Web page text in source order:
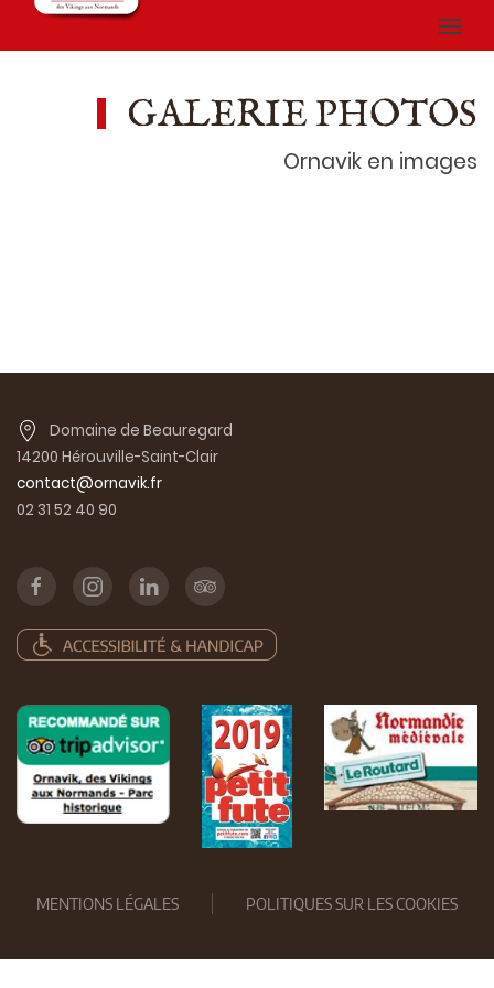
GALERIE PHOTOS
Ornavik en images
Domaine de Beauregard
14200 Hérouville-Saint-Clair
contact@ornavik.fr
02 31 52 40 90
MENTIONS LÉGALES POLITIQUES SUR LES COOKIES